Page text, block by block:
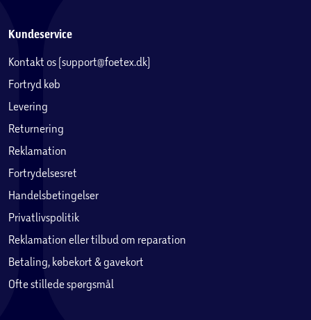
Kundeservice
Kontakt os (support@foetex.dk)
Fortryd køb
Levering
Returnering
Reklamation
Fortrydelsesret
Handelsbetingelser
Privatlivspolitik
Reklamation eller tilbud om reparation
Betaling, købekort & gavekort
Ofte stillede spørgsmål